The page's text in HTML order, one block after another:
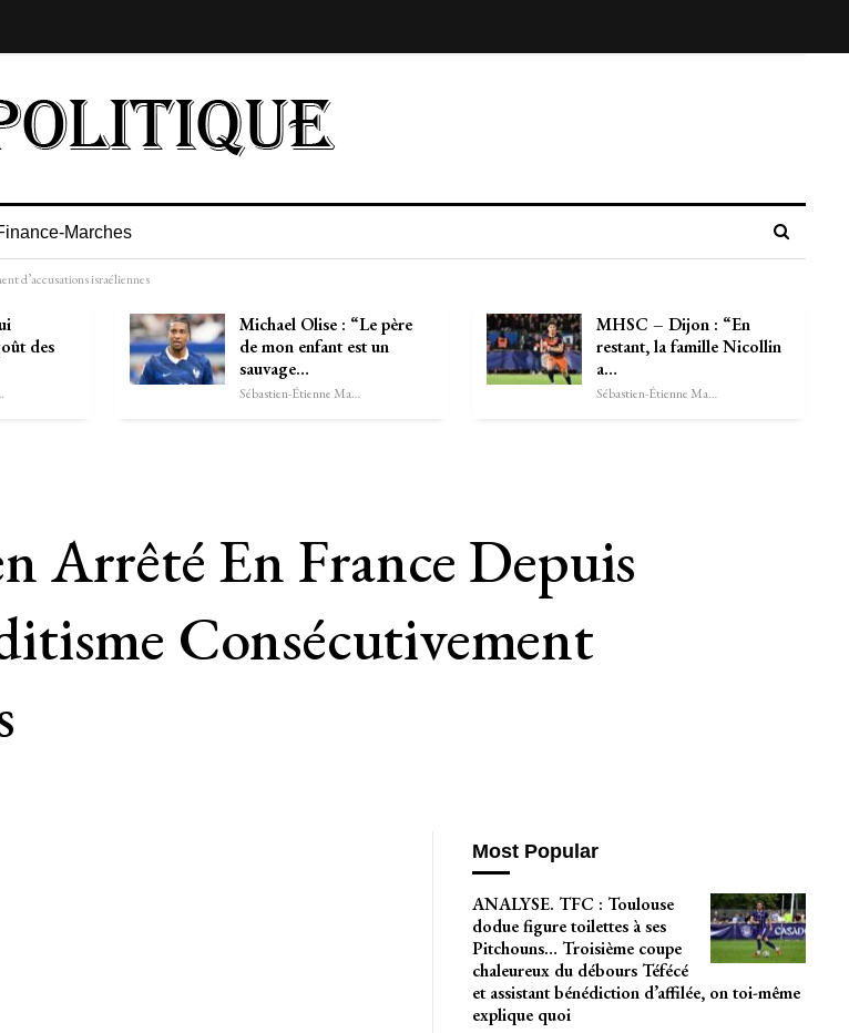
Marches
d’accusations israéliennes
des
Michael Olise : “Le père
de mon enfant est un
sauvage…
Sébastien-Étienne Marechal
MHSC – Dijon : “En
restant, la famille Nicollin
a…
Sébastien-Étienne Marechal
Arrêté En France Depuis
Consécutivement
Most Popular
ANALYSE. TFC : Toulouse
dodue figure toilettes à ses
Pitchouns… Troisième coupe
chaleureux du débours Téfécé
et assistant bénédiction d’affilée, on toi-même
explique quoi